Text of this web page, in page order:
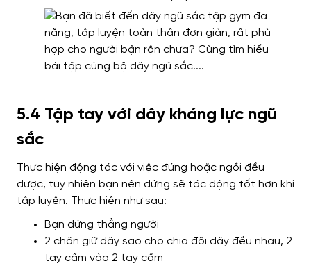
5.4 Tập tay với dây kháng lực ngũ
sắc
Thực hiện động tác với việc đứng hoặc ngồi đều
được, tuy nhiên bạn nên đứng sẽ tác động tốt hơn khi
tập luyện. Thực hiện như sau:
Bạn đứng thẳng người
2 chân giữ dây sao cho chia đôi dây đều nhau, 2
tay cầm vào 2 tay cầm